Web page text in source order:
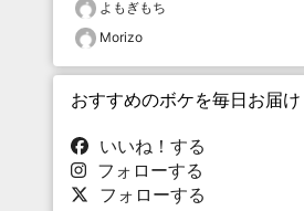
よもぎもち
Morizo
おすすめのボケを毎日お届け
いいね！する
フォローする
フォローする